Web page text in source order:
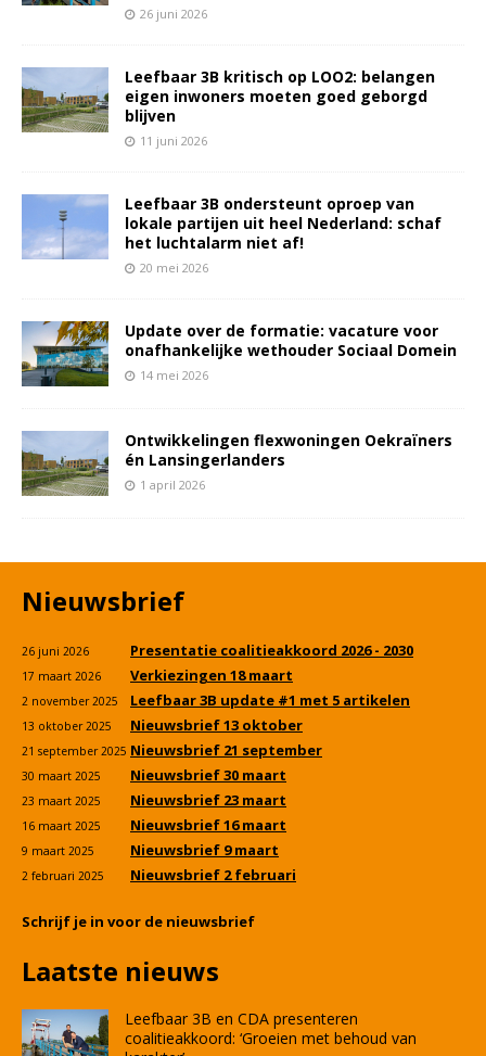
26 juni 2026
Leefbaar 3B kritisch op LOO2: belangen
eigen inwoners moeten goed geborgd
blijven
11 juni 2026
Leefbaar 3B ondersteunt oproep van
lokale partijen uit heel Nederland: schaf
het luchtalarm niet af!
20 mei 2026
Update over de formatie: vacature voor
onafhankelijke wethouder Sociaal Domein
14 mei 2026
Ontwikkelingen flexwoningen Oekraïners
én Lansingerlanders
1 april 2026
Nieuwsbrief
26 juni 2026 Presentatie coalitieakkoord 2026 - 2030
17 maart 2026 Verkiezingen 18 maart
2 november 2025 Leefbaar 3B update #1 met 5 artikelen
13 oktober 2025 Nieuwsbrief 13 oktober
21 september 2025 Nieuwsbrief 21 september
30 maart 2025 Nieuwsbrief 30 maart
23 maart 2025 Nieuwsbrief 23 maart
16 maart 2025 Nieuwsbrief 16 maart
9 maart 2025 Nieuwsbrief 9 maart
2 februari 2025 Nieuwsbrief 2 februari
Schrijf je in voor de nieuwsbrief
Laatste nieuws
Leefbaar 3B en CDA presenteren
coalitieakkoord: ‘Groeien met behoud van